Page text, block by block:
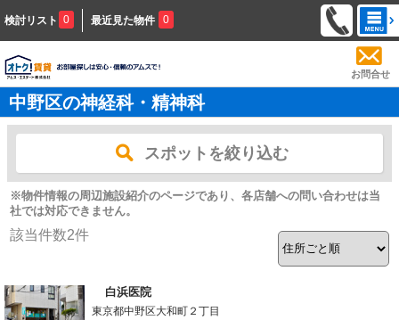
検討リスト 0 最近見た物件 0
お問合せ
中野区の神経科・精神科
スポットを絞り込む
※物件情報の周辺施設紹介のページであり、各店舗への問い合わせは当
社では対応できません。
該当件数2件
白浜医院
東京都中野区大和町２丁目